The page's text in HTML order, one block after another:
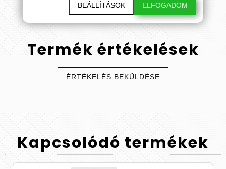
Termék értékelések
ÉRTÉKELÉS BEKÜLDÉSE
Kapcsolódó termékek
BEÁLLÍTÁSOK ELFOGADOM